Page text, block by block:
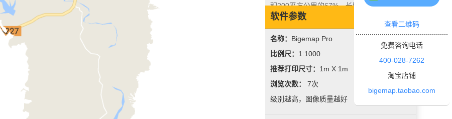
积200平方公里的67%。长塍河自北向南纵穿
全境，并在杨木汇入锦江。
软件参数
名称： Bigemap Pro
比例尺： 1:1000
推荐打印尺寸： 1m X 1m
浏览次数： 7次
级别越高，图像质量越好
查看二维码
免费咨询电话
400-028-7262
淘宝店铺
bigemap.taobao.com